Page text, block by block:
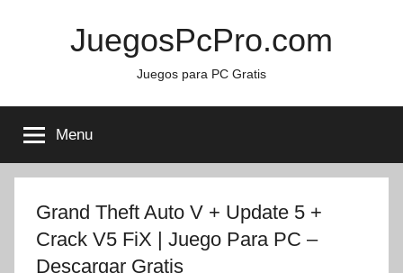
JuegosPcPro.com
Juegos para PC Gratis
Menu
Grand Theft Auto V + Update 5 +
Crack V5 FiX | Juego Para PC –
Descargar Gratis